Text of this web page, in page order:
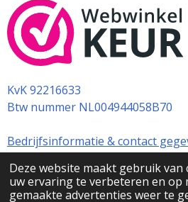
Deze website maakt gebruik van
uw ervaring te verbeteren en op
gemaakte advertenties weer te
b
o
o
k
o
k
u
b
s
A
p
p
KvK 92216633
Btw nummer NL004944058B70
Bedrijfsinformatie & contact
R
1 2 3 4